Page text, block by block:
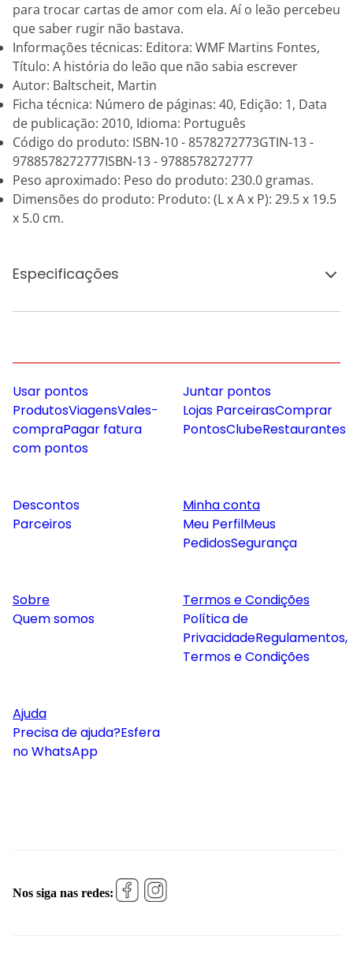
para trocar cartas de amor com ela. Aí o leão percebeu
que saber rugir não bastava.
Informações técnicas: Editora: WMF Martins Fontes,
Título: A história do leão que não sabia escrever
Autor: Baltscheit, Martin
Ficha técnica: Número de páginas: 40, Edição: 1, Data
de publicação: 2010, Idioma: Português
Código do produto: ISBN-10 - 8578272773GTIN-13 -
9788578272777ISBN-13 - 9788578272777
Peso aproximado: Peso do produto: 230.0 gramas.
Dimensões do produto: Produto: (L x A x P): 29.5 x 19.5
x 5.0 cm.
Especificações
Usar pontos
ProdutosViagensVales-
compraPagar fatura
com pontos
Juntar pontos
Lojas ParceirasComprar
PontosClubeRestaurantes
Descontos
Parceiros
Minha conta
Meu PerfilMeus
PedidosSegurança
Sobre
Quem somos
Termos e Condições
Política de
PrivacidadeRegulamentos,
Termos e Condições
Ajuda
Precisa de ajuda?Esfera
no WhatsApp
Nos siga nas redes: